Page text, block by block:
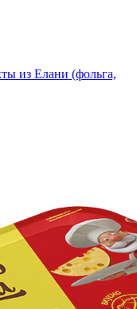
из Елани (фольга,